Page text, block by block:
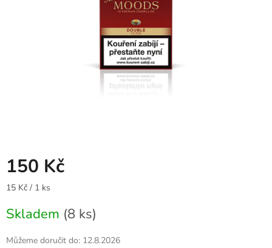
150 Kč
Měrná
15 Kč / 1 ks
Skladem (8 ks)
Můžeme doručit do: 12.8.2026